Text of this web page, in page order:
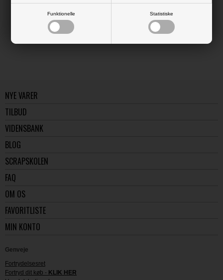
Funktionelle Statistiske
LÆS OG BLIV INSPIRERET
Læs flere artikler...
NYE VARER
TILBUD
VIDENSBANK
BLOG
SCRAPSKOLEN
FAQ
OM OS
FAVORITLISTE
MIN KONTO
Genveje
Fortrydelsesret
Fortryd dit køb - KLIK HER